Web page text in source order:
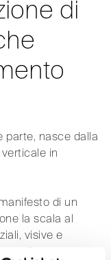
di
parte, nasce dalla
in
di un
la scala al
visive e
il nuovo